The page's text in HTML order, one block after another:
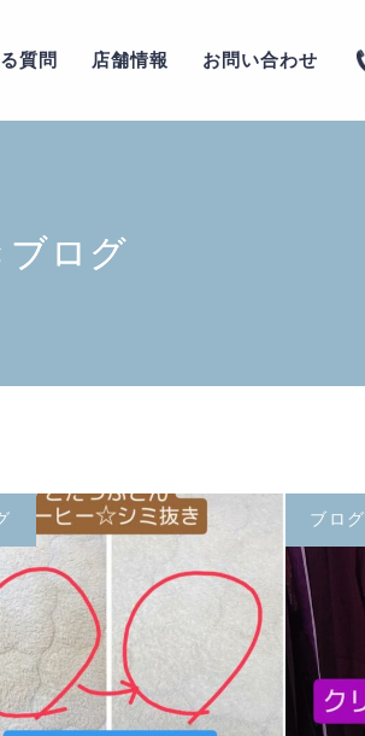
質問 店舗情報 お問い合わせ
ブログ
ブログ